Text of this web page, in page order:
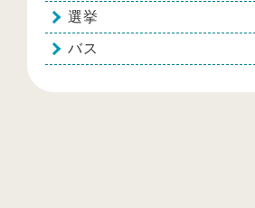
選挙
バス